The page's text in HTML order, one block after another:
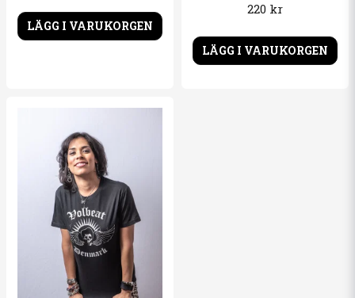
LÄGG I VARUKORGEN
220 kr
LÄGG I VARUKORGEN